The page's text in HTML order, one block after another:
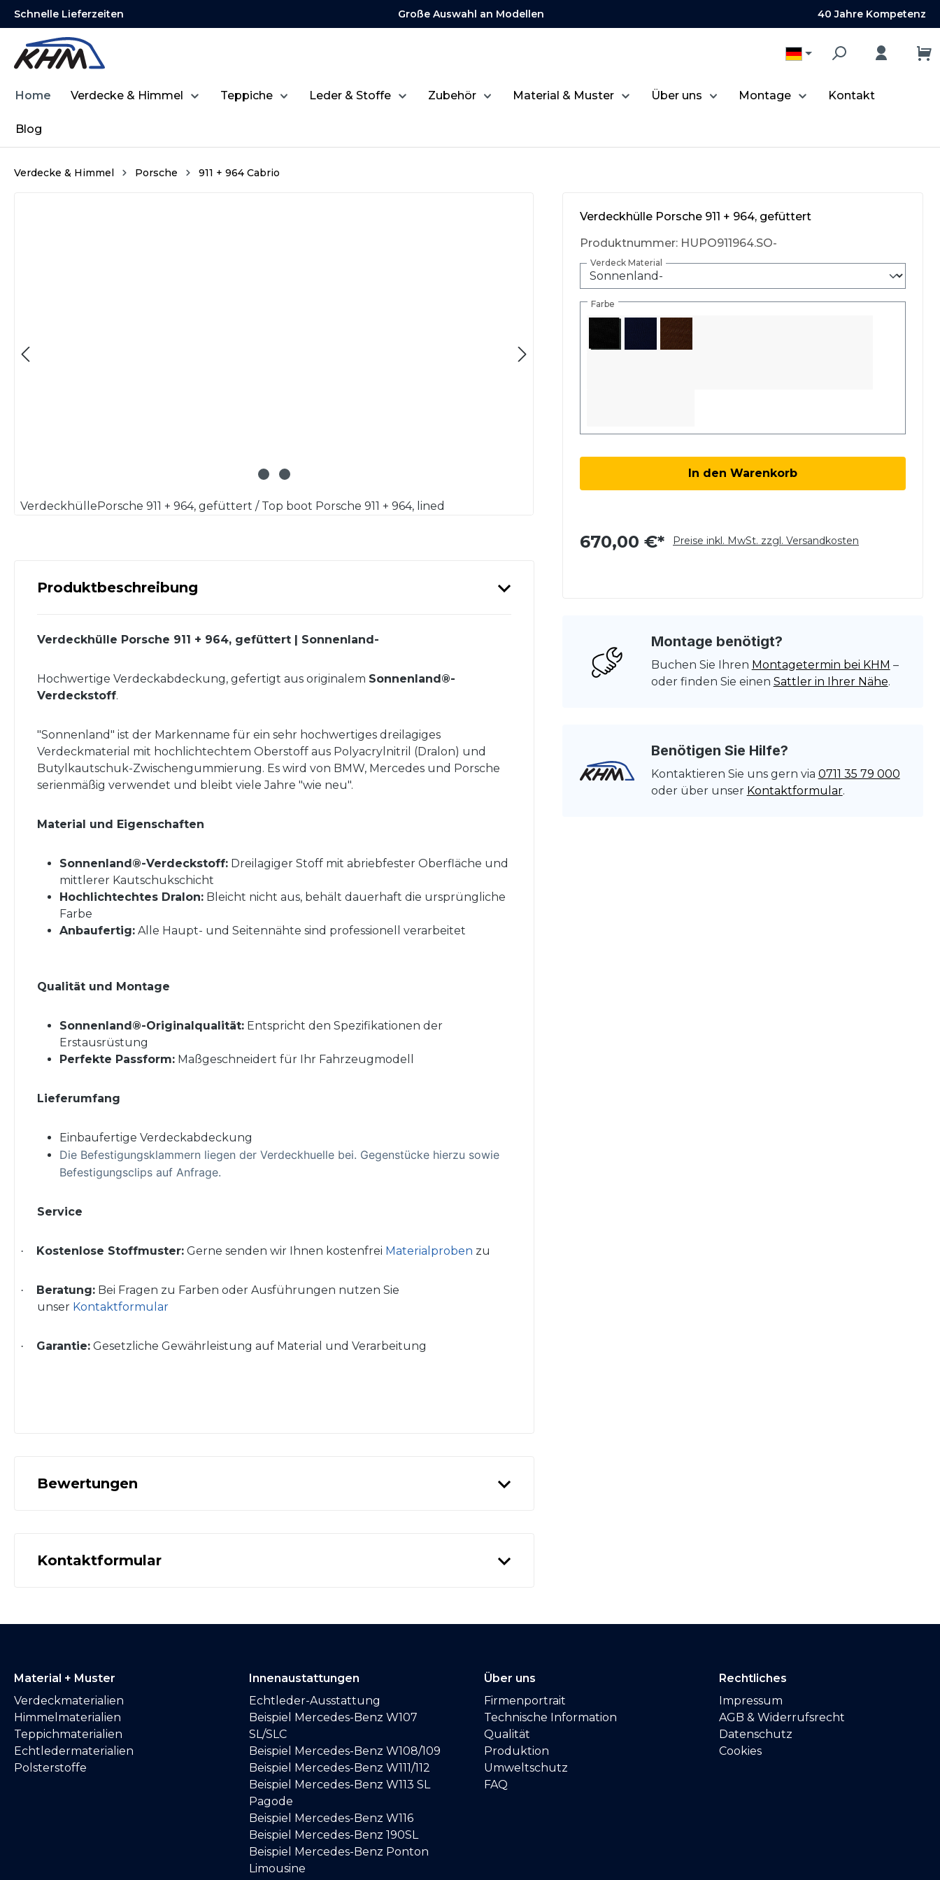
Zur Hauptnavigation springen
Schnelle Lieferzeiten Große Auswahl an Modellen 40 Jahre Kompetenz
Home Verdecke & Himmel Teppiche Leder & Stoffe Zubehör Material & Muster Über uns Montage Kontakt
Blog
Verdecke & Himmel Porsche 911 + 964 Cabrio
VerdeckhüllePorsche 911 + 964, gefüttert / Top boot Porsche 911 + 964, lined
Verdeckhülle Porsche 911 + 964, gefüttert
Produktnummer: HUPO911964.SO-
Verdeck Material
Farbe
Produkt Anzahl: Gib den gewünschten
In den Warenkorb
670,00 €* Preise inkl. MwSt. zzgl. Versandkosten
Montage benötigt?
Buchen Sie Ihren Montagetermin bei KHM –
oder finden Sie einen Sattler in Ihrer Nähe.
Benötigen Sie Hilfe?
Kontaktieren Sie uns gern via 0711 35 79 000
oder über unser Kontaktformular.
Produktbeschreibung
Verdeckhülle Porsche 911 + 964, gefüttert | Sonnenland-
Hochwertige Verdeckabdeckung, gefertigt aus originalem Sonnenland®-
Verdeckstoff.
"Sonnenland" ist der Markenname für ein sehr hochwertiges dreilagiges
Verdeckmaterial mit hochlichtechtem Oberstoff aus Polyacrylnitril (Dralon) und
Butylkautschuk-Zwischengummierung. Es wird von BMW, Mercedes und Porsche
serienmäßig verwendet und bleibt viele Jahre "wie neu".
Material und Eigenschaften
Sonnenland®-Verdeckstoff: Dreilagiger Stoff mit abriebfester Oberfläche und
mittlerer Kautschukschicht
Hochlichtechtes Dralon: Bleicht nicht aus, behält dauerhaft die ursprüngliche
Farbe
Anbaufertig: Alle Haupt- und Seitennähte sind professionell verarbeitet
Qualität und Montage
Sonnenland®-Originalqualität: Entspricht den Spezifikationen der
Erstausrüstung
Perfekte Passform: Maßgeschneidert für Ihr Fahrzeugmodell
Lieferumfang
Einbaufertige Verdeckabdeckung
Die Befestigungsklammern liegen der Verdeckhuelle bei. Gegenstücke hierzu sowie
Befestigungsclips auf Anfrage.
Service
· Kostenlose Stoffmuster: Gerne senden wir Ihnen kostenfrei Materialproben zu
· Beratung: Bei Fragen zu Farben oder Ausführungen nutzen Sie
unser Kontaktformular
· Garantie: Gesetzliche Gewährleistung auf Material und Verarbeitung
Bewertungen
Kontaktformular
Material + Muster
Verdeckmaterialien
Himmelmaterialien
Teppichmaterialien
Echtledermaterialien
Polsterstoffe
Innenaustattungen
Echtleder-Ausstattung
Beispiel Mercedes-Benz W107
SL/SLC
Beispiel Mercedes-Benz W108/109
Beispiel Mercedes-Benz W111/112
Beispiel Mercedes-Benz W113 SL
Pagode
Beispiel Mercedes-Benz W116
Beispiel Mercedes-Benz 190SL
Beispiel Mercedes-Benz Ponton
Limousine
Über uns
Firmenportrait
Technische Information
Qualität
Produktion
Umweltschutz
FAQ
Rechtliches
Impressum
AGB & Widerrufsrecht
Datenschutz
Cookies